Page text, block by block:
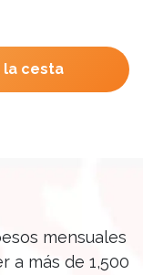
la cesta
mensuales
a más de 1,500